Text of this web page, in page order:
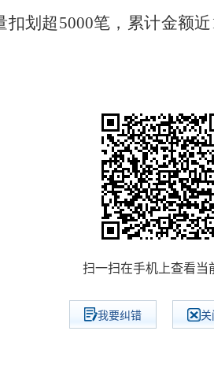
划超5000笔，累计金额
扫一扫在手机上查看当
我要纠错